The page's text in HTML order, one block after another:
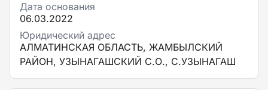
Дата основания
06.03.2022
Юридический адрес
АЛМАТИНСКАЯ ОБЛАСТЬ, ЖАМБЫЛСКИЙ
РАЙОН, УЗЫНАГАШСКИЙ С.О., С.УЗЫНАГАШ